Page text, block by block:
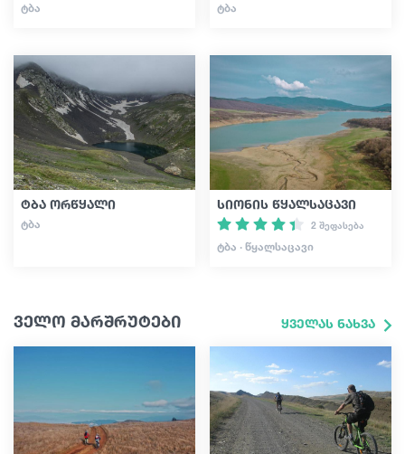
ᲢᲑᲐ ᲢᲑᲐ
ტბა ორწყალი
ᲢᲑᲐ
სიონის წყალსაცავი
2 შეფასება
ᲢᲑᲐ · ᲬᲧᲐᲚᲡᲐᲪᲐᲕᲘ
ველო მარშრუტები ყველას ნახვა